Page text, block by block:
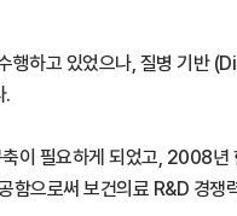
행하고 있었으나, 질병 기반
.
이 필요하게 되었고, 2008
으로써 보건의료 R&D 경쟁